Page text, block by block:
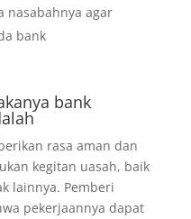
nasabahnya agar
bank
bank
rasa aman dan
kegitan uasah, baik
lainnya. Pemberi
pekerjaannya dapat